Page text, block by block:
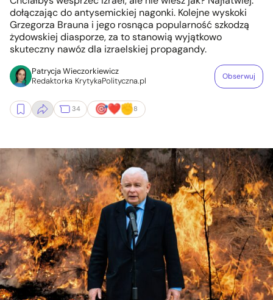
dołączając do antysemickiej nagonki. Kolejne wyskoki
Grzegorza Brauna i jego rosnąca popularność szkodzą
żydowskiej diasporze, za to stanowią wyjątkowo
skuteczny nawóz dla izraelskiej propagandy.
Patrycja Wieczorkiewicz
Redaktorka KrytykaPolityczna.pl
Obserwuj
34 8